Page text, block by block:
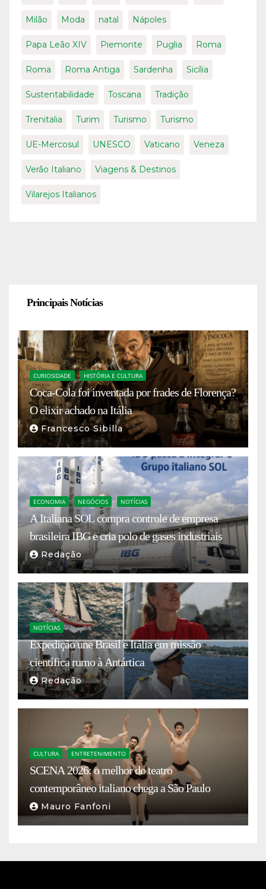
Milão Moda natal Nápoles
Papa Leão XIV Piemonte Puglia Roma
Roma Roma Antiga Sardenha Sicília
Sustentabilidade Toscana Tradição
Trenitalia Turim Turismo Turismo
UE-Mercosul UNESCO Vaticano Veneza
Verão Italiano Viagens & Destinos
Vilarejos Italianos
Principais Notícias
CURIOSIDADE HISTÓRIA E CULTURA
Coca-Cola foi inventada por frades de Florença?
O elixir achado na Itália
Francesco Sibilla
ECONOMIA NEGÓCIOS NOTÍCIAS
A Italiana SOL compra controle de empresa
brasileira IBG e cria polo de gases industriais
Redação
NOTÍCIAS
Expedição une Brasil e Itália em missão
científica rumo à Antártica
Redação
CULTURA ENTRETENIMENTO
SCENA 2026: o melhor do teatro
contemporâneo italiano chega a São Paulo
Mauro Fanfoni